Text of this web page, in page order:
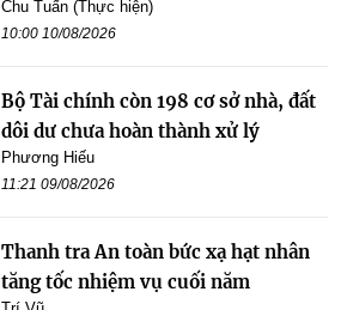
Chu Tuấn (Thực hiện)
10:00 10/08/2026
Bộ Tài chính còn 198 cơ sở nhà, đất
dôi dư chưa hoàn thành xử lý
Phương Hiếu
11:21 09/08/2026
Thanh tra An toàn bức xạ hạt nhân
tăng tốc nhiệm vụ cuối năm